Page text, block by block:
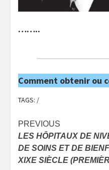
……..
Comment obtenir ou
TAGS: /
Post
navigation
PREVIOUS
LES HÔPITAUX DE
DE SOINS ET DE
XIXE SIÈCLE